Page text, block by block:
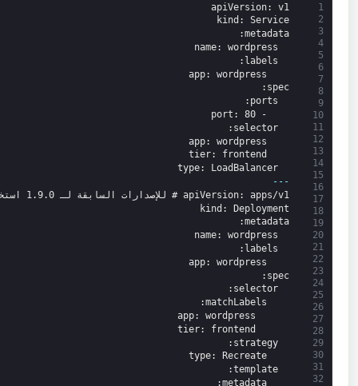
1
2
3
4
5
6
7
8
9
10
11
12
13
14
15
16
17
18
19
20
21
22
23
24
25
26
27
28
29
30
31
32
apiVersion: v1
kind : Service
metadata
:
name: wordpress
labels
:
app: wordpress
spec
:
ports
:
-
port : 80
selector
:
app: wordpress
tier: frontend
type: LoadBalancer
---
apiVersion: apps/v1 # للإصدارات السابقة لـ 1.9.0 استخدم apps/v1beta2
kind : Deployment
metadata
:
name: wordpress
labels
:
app: wordpress
spec
:
selector
:
matchLabels
:
app: wordpress
tier: frontend
strategy
:
type: Recreate
template
:
metadata
: